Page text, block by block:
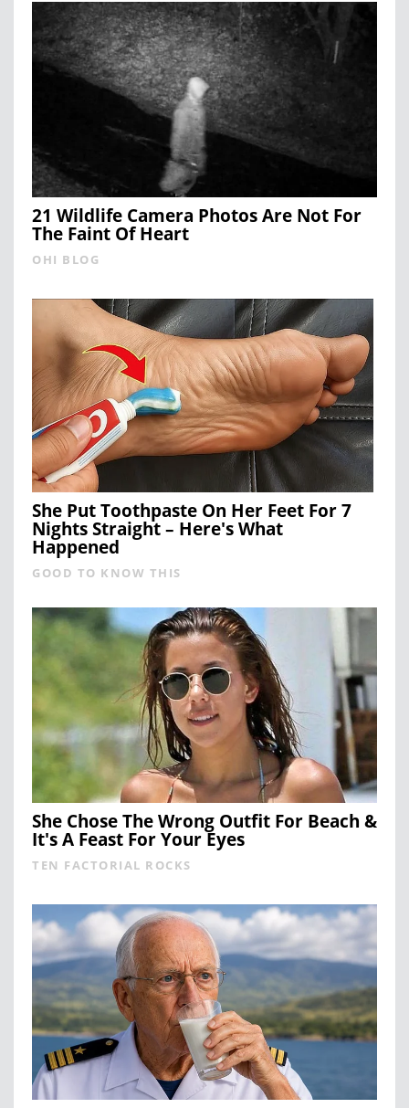
21 Wildlife Camera Photos Are Not For
The Faint Of Heart
OHI BLOG
She Put Toothpaste On Her Feet For 7
Nights Straight – Here's What
Happened
GOOD TO KNOW THIS
She Chose The Wrong Outfit For Beach &
It's A Feast For Your Eyes
TEN FACTORIAL ROCKS